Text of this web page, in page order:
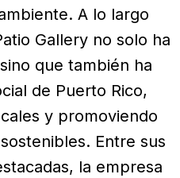
A lo largo
Gallery no solo ha
que también ha
de Puerto Rico,
y promoviendo
Entre sus
la empresa